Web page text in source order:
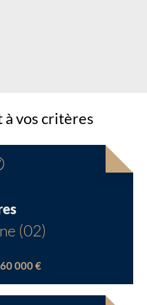
vos critères
(02)
000 €